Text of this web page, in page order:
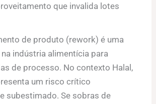
que invalida lotes
de produto (rework) é uma
indústria alimentícia para
de processo. No contexto Halal,
um risco crítico
subestimado. Se sobras de